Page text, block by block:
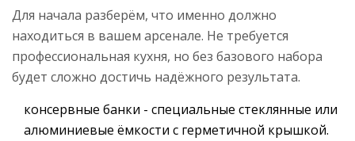
Для начала разберём, что именно должно
находиться в вашем арсенале. Не требуется
профессиональная кухня, но без базового набора
будет сложно достичь надёжного результата.
консервные банки - специальные стеклянные или
алюминиевые ёмкости с герметичной крышкой.